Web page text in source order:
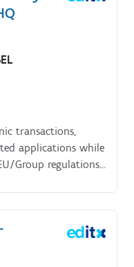
transactions,
applications while
Group regulations